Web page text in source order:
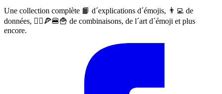
Une collection complète 📙 d´explications d´émojis, 👨‍💻 de
données, 🙅‍♀️🍕🍔🍟 de combinaisons, de l´art d´émoji et plus
encore.